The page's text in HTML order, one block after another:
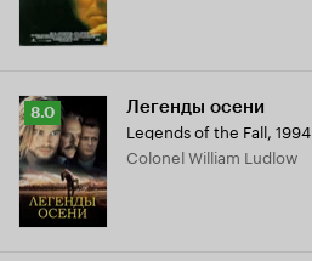
Рейтинг
Кинопоиска
8.0
8.0 Легенды осени
Legends of the Fall, 1994
Colonel William Ludlow